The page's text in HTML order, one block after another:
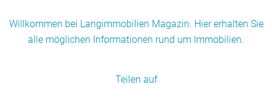
Willkommen bei Langimmobilien Magazin. Hier erhalten Sie
alle möglichen Informationen rund um Immobilien.
Teilen auf